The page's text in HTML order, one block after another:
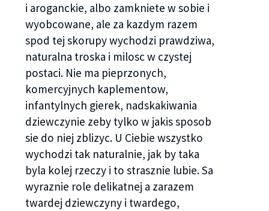
i aroganckie, albo zamkniete w sobie i
wyobcowane, ale za kazdym razem
spod tej skorupy wychodzi prawdziwa,
naturalna troska i milosc w czystej
postaci. Nie ma pieprzonych,
komercyjnych kaplementow,
infantylnych gierek, nadskakiwania
dziewczynie zeby tylko w jakis sposob
sie do niej zblizyc. U Ciebie wszystko
wychodzi tak naturalnie, jak by taka
byla kolej rzeczy i to strasznie lubie. Sa
wyraznie role delikatnej a zarazem
twardej dziewczyny i twardego,